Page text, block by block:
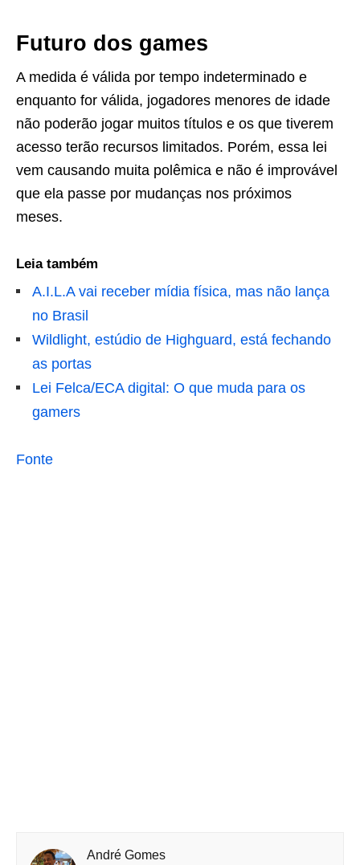
Futuro dos games
A medida é válida por tempo indeterminado e
enquanto for válida, jogadores menores de idade
não poderão jogar muitos títulos e os que tiverem
acesso terão recursos limitados. Porém, essa lei
vem causando muita polêmica e não é improvável
que ela passe por mudanças nos próximos
meses.
Leia também
A.I.L.A vai receber mídia física, mas não lança
no Brasil
Wildlight, estúdio de Highguard, está fechando
as portas
Lei Felca/ECA digital: O que muda para os
gamers
Fonte
André Gomes